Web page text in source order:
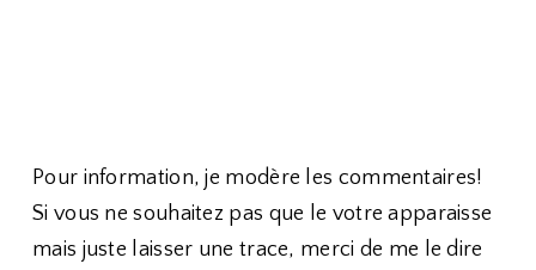
Pour information, je modère les commentaires!
Si vous ne souhaitez pas que le votre apparaisse
mais juste laisser une trace, merci de me le dire